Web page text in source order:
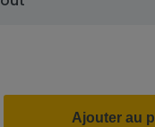
Ajouter au